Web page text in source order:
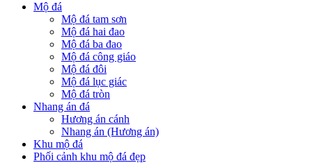
Mộ đá
Mộ đá tam sơn
Mộ đá hai đao
Mộ đá ba đao
Mộ đá công giáo
Mộ đá đôi
Mộ đá lục giác
Mộ đá tròn
Nhang án đá
Hương án cánh
Nhang án (Hương án)
Khu mộ đá
Phối cảnh khu mộ đá đẹp